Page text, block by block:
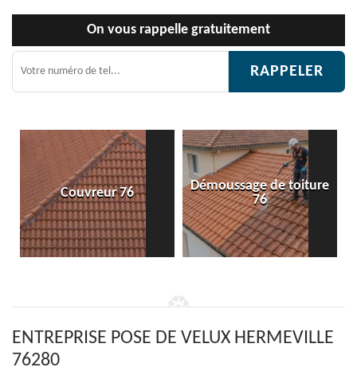
On vous rappelle gratuitement
76
Démoussage de toiture
76
Etanchéité
ENTREPRISE POSE DE VELUX HERMEVILLE
76280